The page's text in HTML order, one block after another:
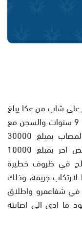
على شاب من عكا يبلغ
من العمر 22 عاماً بالسجن الفعلي لمدة 9 سنوات والسجن مع
وقف التنفيذ لمدة عامين وتعويض المصاب بمبلغ 30000
شيكل وتعويض صاحب المحطة وشخص اخر بمبلغ 10000
في ظروف خطيرة
جريمة، وذلك
شفاعمرو واطلاق
ما ادى الى اصابته